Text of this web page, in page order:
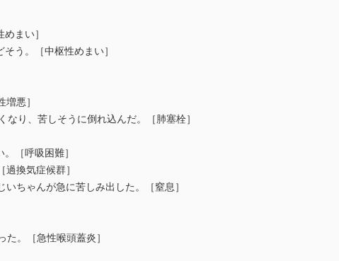
まい］
う。［中枢性めまい］
悪］
り、苦しそうに倒れ込んだ。［肺塞栓］
［呼吸困難］
換気症候群］
ちゃんが急に苦しみ出した。［窒息］
。［急性喉頭蓋炎］